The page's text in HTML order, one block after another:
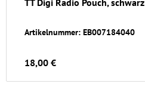
TT Digi Radio Pouch, schwarz
Artikelnummer: EB007184040
18,00 €